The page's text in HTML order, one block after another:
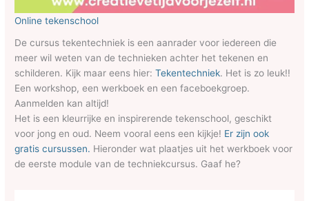
Online tekenschool
De cursus tekentechniek is een aanrader voor iedereen die
meer wil weten van de technieken achter het tekenen en
schilderen. Kijk maar eens hier:Tekentechniek. Het is zo leuk!!
Een workshop, een werkboek en een faceboekgroep.
Aanmelden kan altijd!
Het is een kleurrijke en inspirerende tekenschool, geschikt
voor jong en oud. Neem vooral eens een kijkje! Er zijn ook
gratis cursussen. Hieronder wat plaatjes uit het werkboek voor
de eerste module van de techniekcursus. Gaaf he?